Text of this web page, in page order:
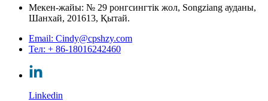
Мекен-жайы: № 29 ронгсингтік жол, Songziang ауданы,
Шанхай, 201613, Қытай.
Email: Cindy@cpshzy.com
Тел: + 86-18016242460
Linkedin